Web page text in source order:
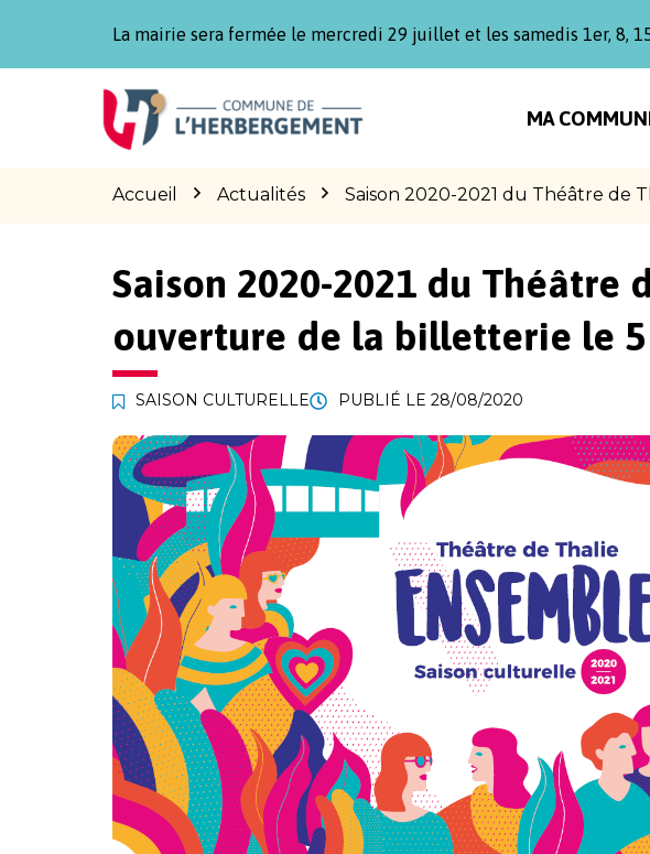
La mairie sera fermée le mercredi 29 juillet et les samedis 1er, 8,
MA
Accueil Actualités Saison 2020-2021 du Théâtre de
Saison 2020-2021 du Théâtre
ouverture de la billetterie le
SAISON CULTURELLE PUBLIÉ LE 28/08/2020